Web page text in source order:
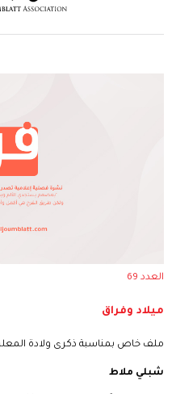
العدد 69
ميلاد وفراق
ملف خاص بمناسبة ذكرى ولادة
شبلي ملاط